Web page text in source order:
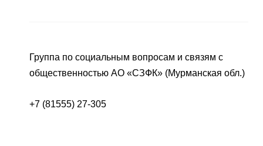
Группа по социальным вопросам и связям с
общественностью АО «СЗФК» (Мурманская обл.)
+7 (81555) 27-305